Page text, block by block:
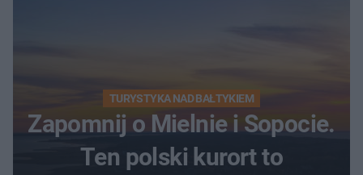
TURYSTYKA NAD BAŁTYKIEM
Zapomnij o Mielnie i Sopocie.
Ten polski kurort to